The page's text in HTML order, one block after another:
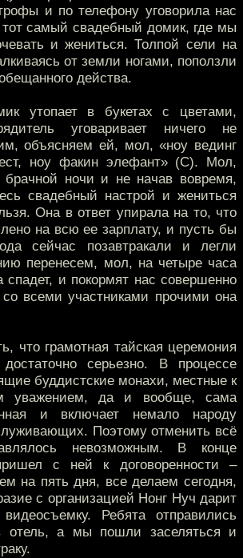
и по телефону уговорила нас
самый свадебный домик, где мы
и жениться. Толпой сели на
от земли ногами, поползли
действа.
утопает в букетах с цветами,
уговаривает ничего не
объясняем ей, мол, «ноу вединг
ноу факин элефант» (С). Мол,
брачной ночи и не начав вовремя,
свадебный настрой и жениться
Она в ответ упирала на то, что
на всю ее зарплату, и пусть бы
сейчас позавтракали и легли
перенесем, мол, на четыре часа
и покормят нас совершенно
всеми участниками прочими она
что грамотная тайская церемония
серьезно. В процессе
буддистские монахи, местные к
уважением, да и вообще, сама
и включает немало народу
Поэтому отменить всё
невозможным. В конце
с ней к договоренности –
на пять дня, все делаем сегодня,
с организацией Нонг Нуч дарит
Ребята отправились
отель, а мы пошли заселяться и